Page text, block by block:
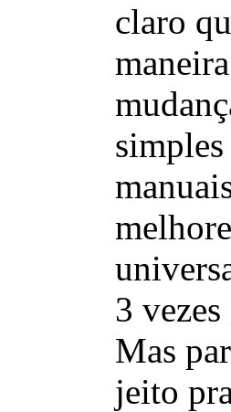
claro
3
Mas
jeito